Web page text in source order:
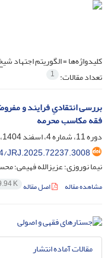
کلیدواژه‌ها =الگوریتم اجتهاد
تعداد مقالات: 1
بررسی انتقادیِ فرایند و
فقه مکاسب محرمه
دوره 11، شماره 4، اسفند 1404، صفحه
JRJ.2025.72237.3008
نیما نوروزی؛ عزیزالله فهیمی؛
مشاهده مقاله اصل مقاله K
مقالات آماده انتشار